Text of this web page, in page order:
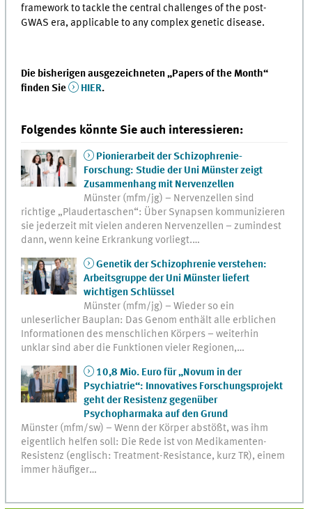
framework to tackle the central challenges of the post-
GWAS era, applicable to any complex genetic disease.
Die bisherigen ausgezeichneten „Papers of the Month“
finden Sie
HIER.
Folgendes könnte Sie auch interessieren:
Pionierarbeit der Schizophrenie-
Forschung: Studie der Uni Münster zeigt
Zusammenhang mit Nervenzellen
Münster (mfm/jg) – Nervenzellen sind
richtige „Plaudertaschen“: Über Synapsen kommunizieren
sie jederzeit mit vielen anderen Nervenzellen – zumindest
dann, wenn keine Erkrankung vorliegt.…
Genetik der Schizophrenie verstehen:
Arbeitsgruppe der Uni Münster liefert
wichtigen Schlüssel
Münster (mfm/jg) – Wieder so ein
unleserlicher Bauplan: Das Genom enthält alle erblichen
Informationen des menschlichen Körpers – weiterhin
unklar sind aber die Funktionen vieler Regionen,…
10,8 Mio. Euro für „Novum in der
Psychiatrie“: Innovatives Forschungsprojekt
geht der Resistenz gegenüber
Psychopharmaka auf den Grund
Münster (mfm/sw) – Wenn der Körper abstößt, was ihm
eigentlich helfen soll: Die Rede ist von Medikamenten-
Resistenz (englisch: Treatment-Resistance, kurz TR), einem
immer häufiger…